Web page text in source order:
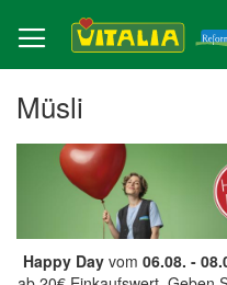
zum
Inhalt
Müsli
Happy Dayvom 06.08. -